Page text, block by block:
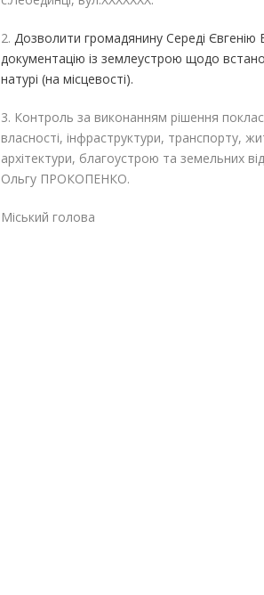
2. Дозволити громадянину Середі
документацію із землеустрою щодо
натурі (на місцевості).
3. Контроль за виконанням рішення
власності, інфраструктури, транспорту,
архітектури, благоустрою та земельних
Ольгу ПРОКОПЕНКО.
Міський голова